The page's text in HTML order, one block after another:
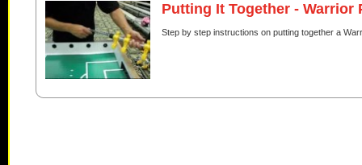
Putting It Together - Warrior
Step by step instructions on putting together a